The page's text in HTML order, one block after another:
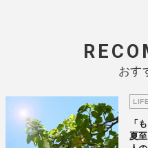
おす
LIFE
「
夏